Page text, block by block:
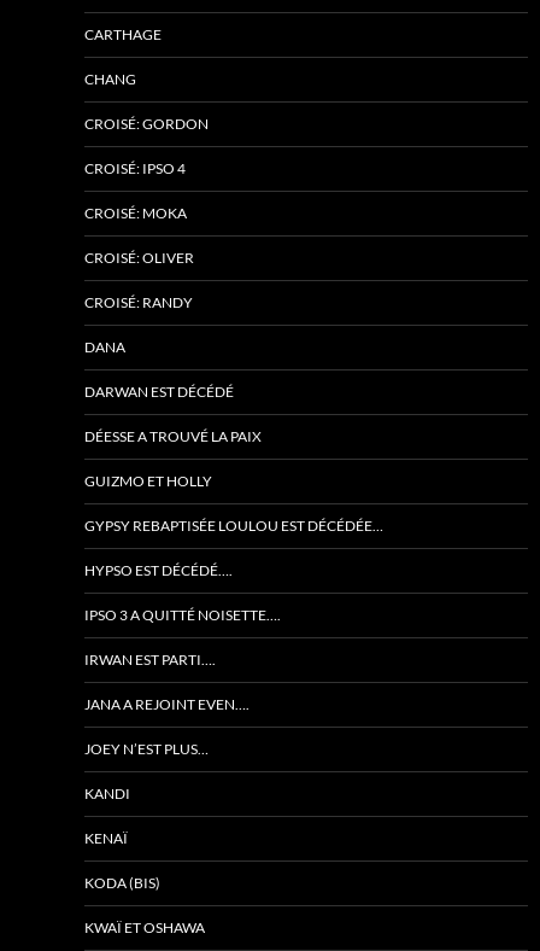
CARTHAGE
CHANG
CROISÉ: GORDON
CROISÉ: IPSO 4
CROISÉ: MOKA
CROISÉ: OLIVER
CROISÉ: RANDY
DANA
DARWAN EST DÉCÉDÉ
DÉESSE A TROUVÉ LA PAIX
GUIZMO ET HOLLY
GYPSY REBAPTISÉE LOULOU EST DÉCÉDÉE…
HYPSO EST DÉCÉDÉ….
IPSO 3 A QUITTÉ NOISETTE….
IRWAN EST PARTI….
JANA A REJOINT EVEN….
JOEY N’EST PLUS…
KANDI
KENAÏ
KODA (BIS)
KWAÏ ET OSHAWA